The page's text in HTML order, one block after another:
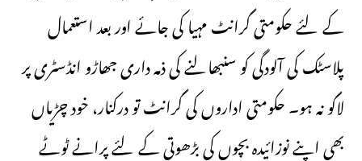
کے لئے حکومتی گرانٹ مہیا کی جائے اور بعد استعمال
پلاسٹک کی آلودگی کو سنبھالنے کی ذمہ داری جھاڑو انڈسٹری پر
لاگو نہ ہو۔ حکومتی اداروں کی گرانٹ تو درکنار، خود چڑیاں
بھی اپنے نوزائیدہ بچوں کی بڑھوتی کے لئے پرانے ٹوٹے